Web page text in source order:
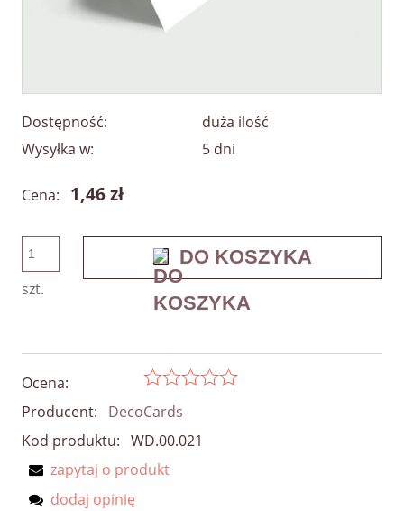
Dostępność:
duża ilość
Wysyłka w:
5 dni
Cena: 1,46 zł
szt.
DO KOSZYKA
Ocena:
Producent:
DecoCards
Kod produktu: WD.00.021
zapytaj o produkt
dodaj opinię